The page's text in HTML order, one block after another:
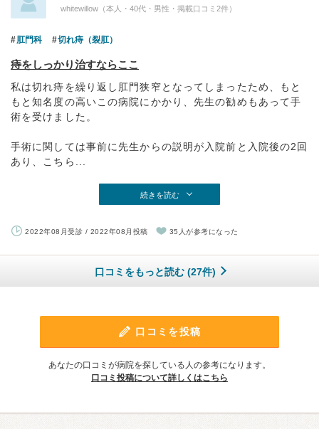
whitewillow（本人・40代・男性・掲載口コミ2件）
肛門科 切れ痔（裂肛）
痔をしっかり治すならここ
私は切れ痔を繰り返し肛門狭窄となってしまったため、もと
もと知名度の高いこの病院にかかり、先生の勧めもあって手
術を受けました。
手術に関しては事前に先生からの説明が入院前と入院後の2回
あり、こちら...
続きを読む
2022年08月受診 / 2022年08月投稿 35人が参考になった
口コミをもっと読む (27件)
口コミを投稿
あなたの口コミが病院を探している人の参考になります。
口コミ投稿について詳しくはこちら